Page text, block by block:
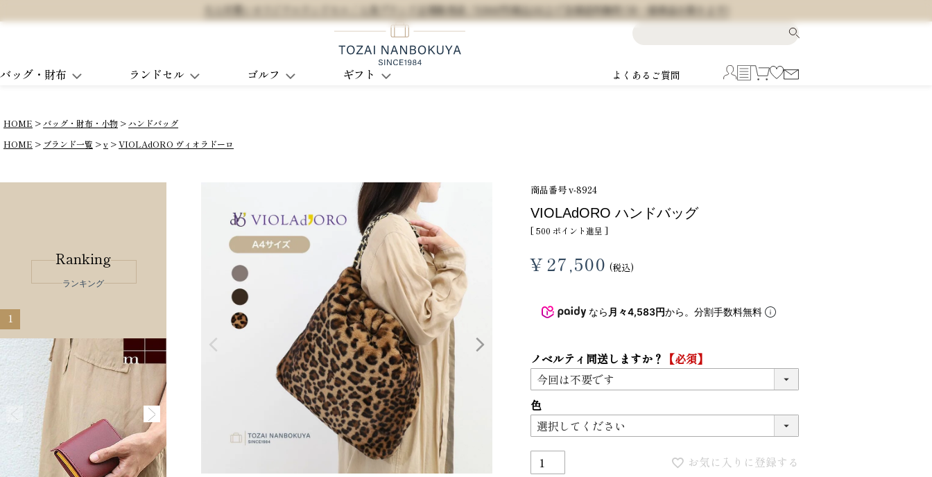
大人可愛いオリジナルランドセル / 人気ブランド正規販売店 / 5,500円(税込)以上で全国送料無料 (※一部商品を除きます)
バッグ・財布 ランドセル ゴルフ ギフト よくあるご質問
HOME バッグ・財布・小物
ハンドバッグ
HOME
ブランド一覧 v VIOLAdORO ヴィオラドーロ
Ranking
ランキング
1 3 5
商品番号v-8924
VIOLAdORO ハンドバッグ
[500 ポイント進呈 ]
¥ 27,500 税込
なら 月々4,583円から。分割手数料無料
ノベルティ同送しますか？ 【必須】
色
お気に入りに登録する